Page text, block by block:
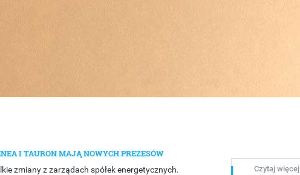
I TAURON MAJĄ NOWYCH PREZESÓW
zmiany z zarządach spółek energetycznych.
Czytaj więcej